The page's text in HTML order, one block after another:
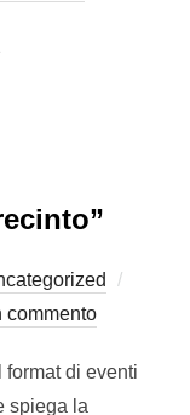
commento
di eventi
spiega la